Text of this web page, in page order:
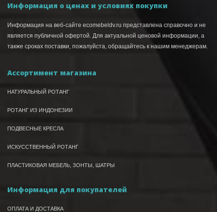
Информация о ценах и условиях покупки
Информация на веб-сайте ecomebeldv.ru представлена справочно и не
является публичной офертой. Для актуальной ценовой информации, а
также сроках поставки, пожалуйста, обращайтесь к нашим менеджерам.
Ассортимент магазина
НАТУРАЛЬНЫЙ РОТАНГ
РОТАНГ ИЗ ИНДОНЕЗИИ
ПОДВЕСНЫЕ КРЕСЛА
ИСКУССТВЕННЫЙ РОТАНГ
ПЛАСТИКОВАЯ МЕБЕЛЬ, ЗОНТЫ, ШАТРЫ
Информация для покупателей
ОПЛАТА И ДОСТАВКА